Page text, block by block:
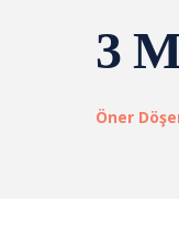
3
Öner